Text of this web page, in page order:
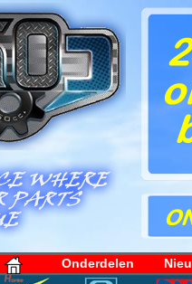
Onderdelen